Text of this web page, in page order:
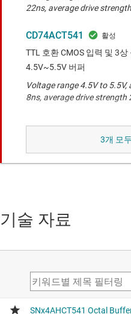
22ns, average drive
CD74ACT541
TTL 호환 CMOS 입력 및 3
4.5V~5.5V 버퍼
Voltage range 4.5V to
8ns, average drive strength
비교 대상 장치와 유사한
Voltage range 4.5V to 5.5V,
기술 자료